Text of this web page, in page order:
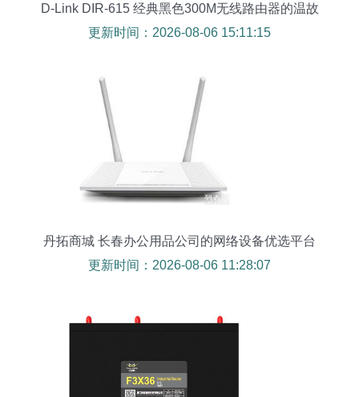
D-Link DIR-615 经典黑色300M无线路由器的温故
之旅
更新时间：2026-08-06 15:11:15
丹拓商城 长春办公用品公司的网络设备优选平台
更新时间：2026-08-06 11:28:07